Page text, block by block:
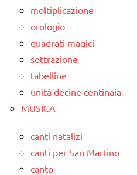
moltiplicazione
orologio
quadrati magici
sottrazione
tabelline
unità decine centinaia
MUSICA
canti natalizi
canti per San Martino
canto